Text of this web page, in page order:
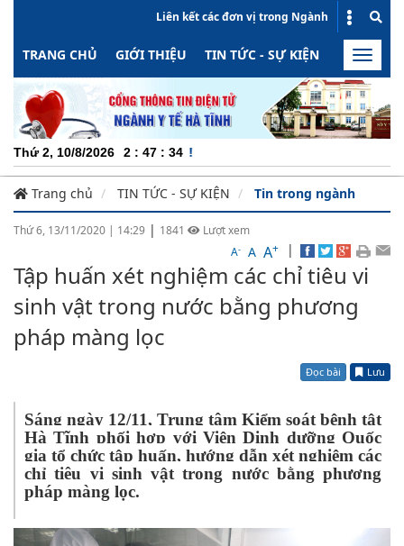
Liên kết các đơn vị trong Ngành
TRANG CHỦ GIỚI THIỆU TIN TỨC - SỰ KIỆN HOẠT
Toggle
Thứ 2, 10/8/2026 2 : 47 : 34
Trang chủ TIN TỨC - SỰ KIỆN Tin trong ngành
Thứ 6, 13/11/2020 | 14:29 | 1841
Lượt xem
A- A A+ |
Tập huấn xét nghiệm các chỉ tiêu vi
sinh vật trong nước bằng phương
pháp màng lọc
Đọc bài Lưu
Sáng ngày 12/11, Trung tâm Kiểm soát bệnh tật
Hà Tĩnh phối hợp với Viện Dinh dưỡng Quốc
gia tổ chức tập huấn, hướng dẫn xét nghiệm các
chỉ tiêu vi sinh vật trong nước bằng phương
pháp màng lọc.